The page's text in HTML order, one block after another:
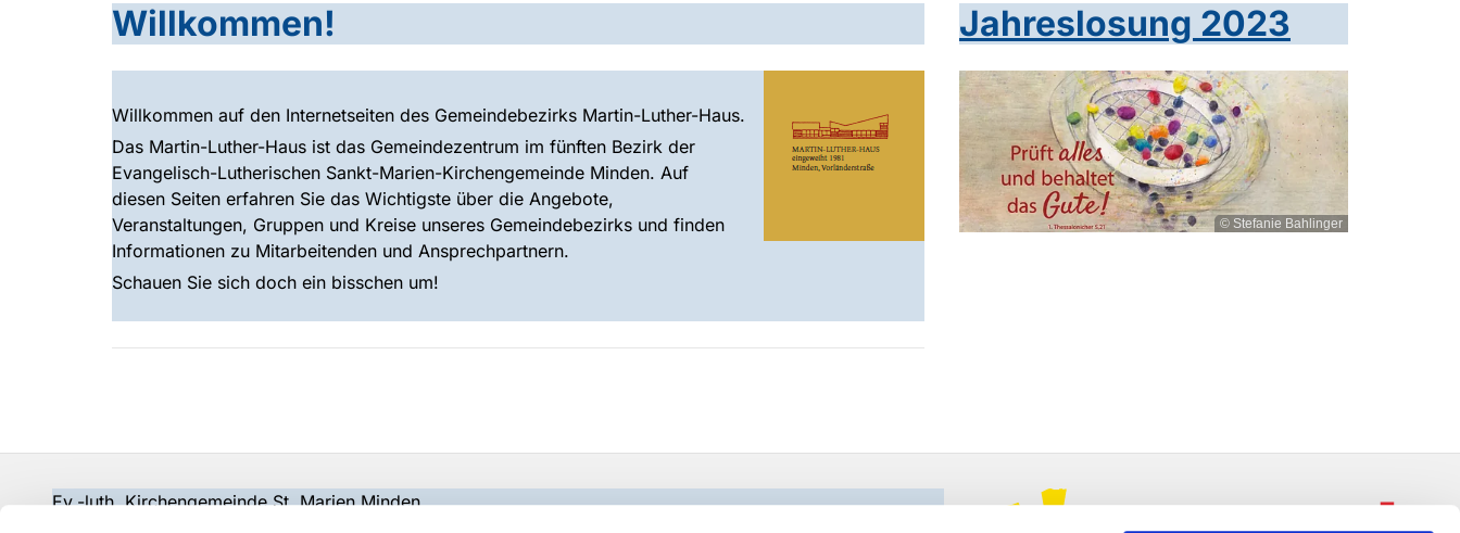
Willkommen!
Willkommen auf den Internetseiten des Gemeindebezirks Martin-Luther-Haus.
Das Martin-Luther-Haus ist das Gemeindezentrum im fünften Bezirk der
Evangelisch-Lutherischen Sankt-Marien-Kirchengemeinde Minden. Auf
diesen Seiten erfahren Sie das Wichtigste über die Angebote,
Veranstaltungen, Gruppen und Kreise unseres Gemeindebezirks und finden
Informationen zu Mitarbeitenden und Ansprechpartnern.
Schauen Sie sich doch ein bisschen um!
Jahreslosung 2023
© Stefanie Bahlinger
Ev.-luth. Kirchengemeinde St. Marien Minden